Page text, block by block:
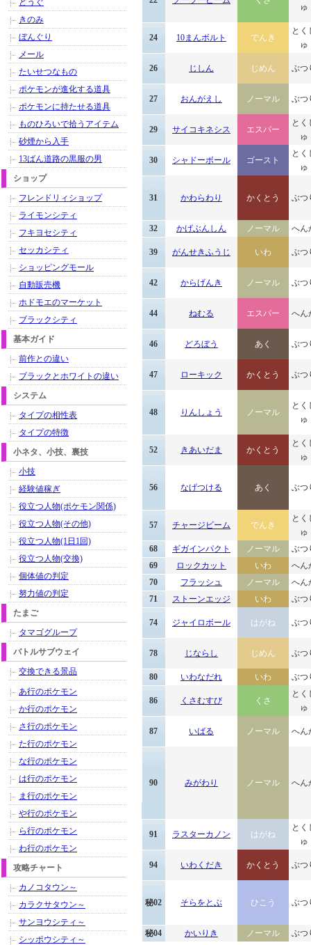
ゅ
24 10まんボルト でんき
とく
ゅ
26 じしん じめん ぶつ
27 おんがえし ノーマル ぶつ
29 サイコキネシス エスパー
とく
ゅ
30 シャドーボール ゴースト
とく
ゅ
31 かわらわり かくとう ぶつ
32 かげぶんしん ノーマル へん
39 がんせきふうじ いわ ぶつ
42 からげんき ノーマル ぶつ
44 ねむる エスパー へん
46 どろぼう あく ぶつ
47 ローキック かくとう ぶつ
48 りんしょう ノーマル
とく
ゅ
52 きあいだま かくとう
とく
ゅ
56 なげつける あく ぶつ
57 チャージビーム でんき
とく
ゅ
68
ギガインパクト ノーマル
ぶつ
69
ロックカット いわ
へん
70
フラッシュ ノーマル
へん
71
ストーンエッジ いわ ぶつ
74 ジャイロボール はがね ぶつ
78 じならし じめん ぶつ
80 いわなだれ いわ ぶつ
86 くさむすび くさ
とく
ゅ
87 いばる ノーマル へん
90 みがわり ノーマル へん
91 ラスターカノン はがね
とく
ゅ
94 いわくだき かくとう ぶつ
秘02 そらをとぶ ひこう ぶつ
秘04 かいりき ノーマル ぶつ
どうぐ
きのみ
ぼんぐり
メール
たいせつなもの
ポケモンが進化する道具
ポケモンに持たせる道具
ものひろいで拾うアイテム
砂煙から入手
13ばん道路の黒服の男
ショップ
フレンドリィショップ
ライモンシティ
フキヨセシティ
セッカシティ
ショッピングモール
自動販売機
ホドモエのマーケット
ブラックシティ
基本ガイド
前作との違い
ブラックとホワイトの違い
システム
タイプの相性表
タイプの特徴
小ネタ、小技、裏技
小技
経験値稼ぎ
役立つ人物(ポケモン関係)
役立つ人物(その他)
役立つ人物(1日1回)
役立つ人物(交換)
個体値の判定
努力値の判定
たまご
タマゴグループ
バトルサブウェイ
交換できる景品
あ行のポケモン
か行のポケモン
さ行のポケモン
た行のポケモン
な行のポケモン
は行のポケモン
ま行のポケモン
や行のポケモン
ら行のポケモン
わ行のポケモン
攻略チャート
カノコタウン～
カラクサタウン～
サンヨウシティ～
シッポウシティ～